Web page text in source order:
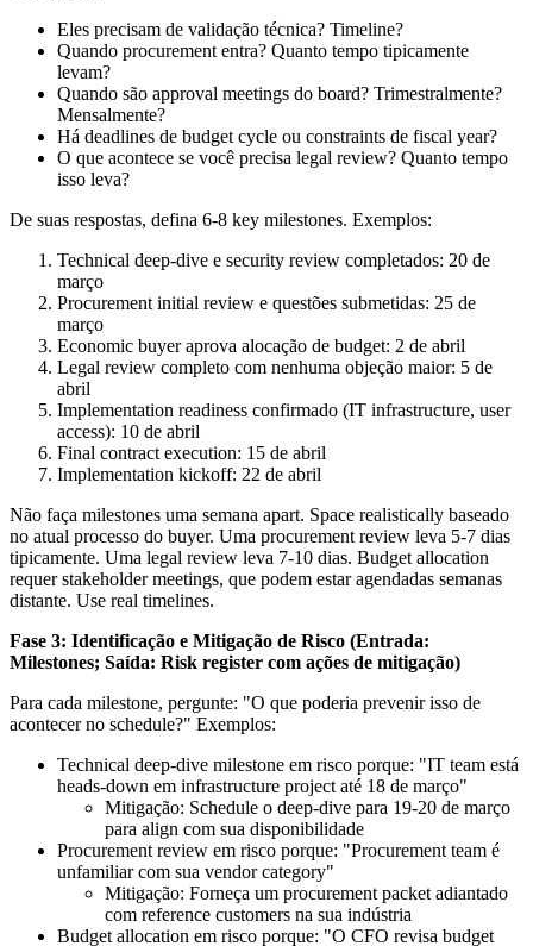
Eles precisam de validação técnica? Timeline?
Quando procurement entra? Quanto tempo tipicamente
levam?
Quando são approval meetings do board? Trimestralmente?
Mensalmente?
Há deadlines de budget cycle ou constraints de fiscal year?
O que acontece se você precisa legal review? Quanto tempo
isso leva?
De suas respostas, defina 6-8 key milestones. Exemplos:
Technical deep-dive e security review completados: 20 de
março
Procurement initial review e questões submetidas: 25 de
março
Economic buyer aprova alocação de budget: 2 de abril
Legal review completo com nenhuma objeção maior: 5 de
abril
Implementation readiness confirmado (IT infrastructure, user
access): 10 de abril
Final contract execution: 15 de abril
Implementation kickoff: 22 de abril
Não faça milestones uma semana apart. Space realistically baseado
no atual processo do buyer. Uma procurement review leva 5-7 dias
tipicamente. Uma legal review leva 7-10 dias. Budget allocation
requer stakeholder meetings, que podem estar agendadas semanas
distante. Use real timelines.
Fase 3: Identificação e Mitigação de Risco (Entrada:
Milestones; Saída: Risk register com ações de mitigação)
Para cada milestone, pergunte: "O que poderia prevenir isso de
acontecer no schedule?" Exemplos:
Technical deep-dive milestone em risco porque: "IT team está
heads-down em infrastructure project até 18 de março"
Mitigação: Schedule o deep-dive para 19-20 de março
para align com sua disponibilidade
Procurement review em risco porque: "Procurement team é
unfamiliar com sua vendor category"
Mitigação: Forneça um procurement packet adiantado
com reference customers na sua indústria
Budget allocation em risco porque: "O CFO revisa budget